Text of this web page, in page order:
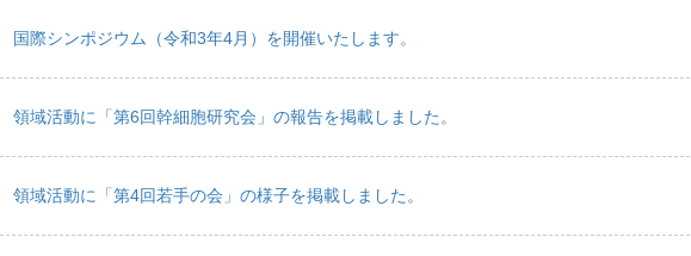
国際シンポジウム（令和3年4月）を開催いたします。
領域活動に「第6回幹細胞研究会」の報告を掲載しました。
領域活動に「第4回若手の会」の様子を掲載しました。